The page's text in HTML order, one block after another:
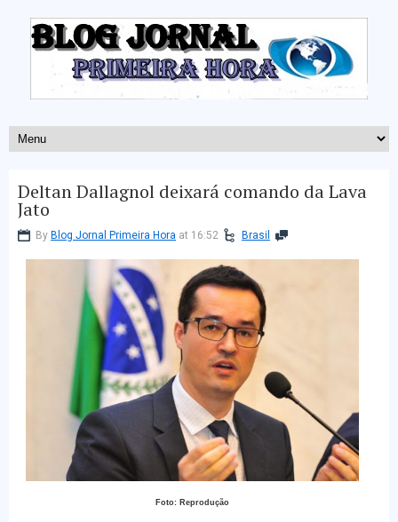
Deltan Dallagnol deixará comando da Lava
Jato
By Blog Jornal Primeira Hora at 16:52 Brasil
Foto: Reprodução